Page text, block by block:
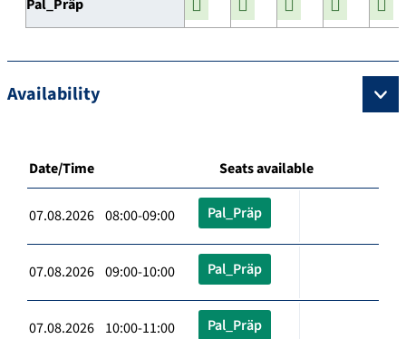
Pal_Präp
Availability
Date/Time Seats available
07.08.2026 08:00-09:00 Pal_Präp
07.08.2026 09:00-10:00 Pal_Präp
07.08.2026 10:00-11:00 Pal_Präp